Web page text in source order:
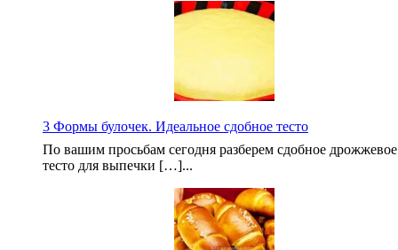
3 Формы булочек. Идеальное сдобное тесто
По вашим просьбам сегодня разберем сдобное дрожжевое
тесто для выпечки […]...